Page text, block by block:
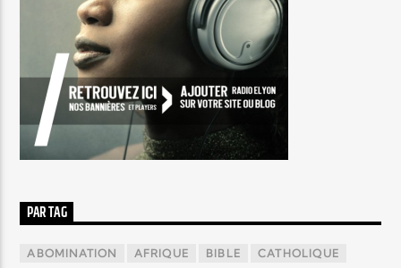
PAR TAG
ABOMINATION AFRIQUE BIBLE CATHOLIQUE